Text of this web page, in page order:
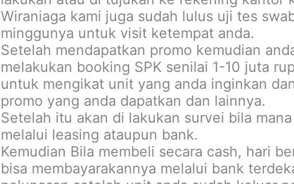
Wiraniaga kami juga sudah lulus uji tes
minggunya untuk visit ketempat anda.
Setelah mendapatkan promo kemudian
melakukan booking SPK senilai 1-10 juta
untuk mengikat unit yang anda inginkan
promo yang anda dapatkan dan lainnya.
Setelah itu akan di lakukan survei bila
melalui leasing ataupun bank.
Kemudian Bila membeli secara cash, hari
bisa membayarakannya melalui bank